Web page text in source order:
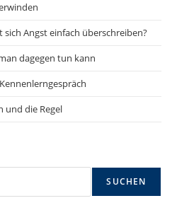
sich Angst einfach überschreiben?
dagegen tun kann
und die Regel
SUCHEN